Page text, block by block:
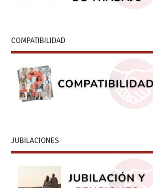
COMPATIBILIDAD
JUBILACIONES